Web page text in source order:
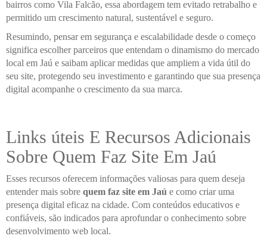
bairros como Vila Falcão, essa abordagem tem evitado retrabalho e
permitido um crescimento natural, sustentável e seguro.
Resumindo, pensar em segurança e escalabilidade desde o começo
significa escolher parceiros que entendam o dinamismo do mercado
local em Jaú e saibam aplicar medidas que ampliem a vida útil do
seu site, protegendo seu investimento e garantindo que sua presença
digital acompanhe o crescimento da sua marca.
Links úteis E Recursos Adicionais
Sobre Quem Faz Site Em Jaú
Esses recursos oferecem informações valiosas para quem deseja
entender mais sobre quem faz site em Jaú e como criar uma
presença digital eficaz na cidade. Com conteúdos educativos e
confiáveis, são indicados para aprofundar o conhecimento sobre
desenvolvimento web local.